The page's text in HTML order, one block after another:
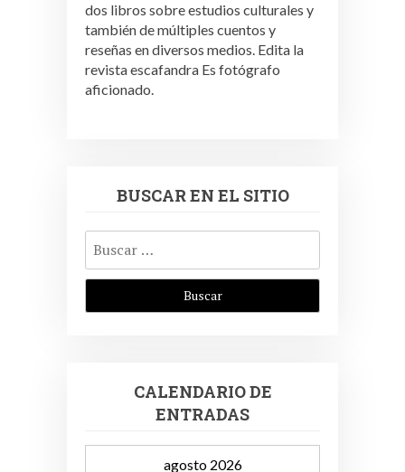
dos libros sobre estudios culturales y
también de múltiples cuentos y
reseñas en diversos medios. Edita la
revista escafandra Es fotógrafo
aficionado.
BUSCAR EN EL SITIO
Buscar:
CALENDARIO DE
ENTRADAS
agosto 2026